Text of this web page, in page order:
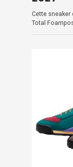
Cette sneaker
Total